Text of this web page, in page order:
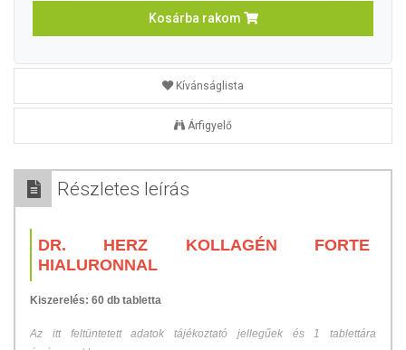
Kosárba rakom
Kívánságlista
Árfigyelő
Részletes leírás
DR. HERZ KOLLAGÉN FORTE
HIALURONNAL
Kiszerelés: 60 db tabletta
Az itt feltüntetett adatok tájékoztató jellegűek és 1 tablettára